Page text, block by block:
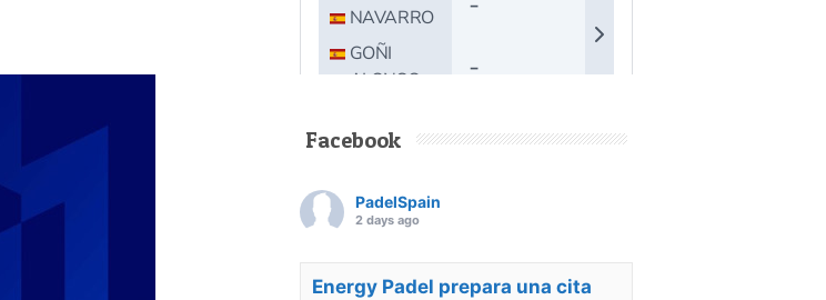
Facebook
PadelSpain
2 days ago
Energy Padel prepara una cita